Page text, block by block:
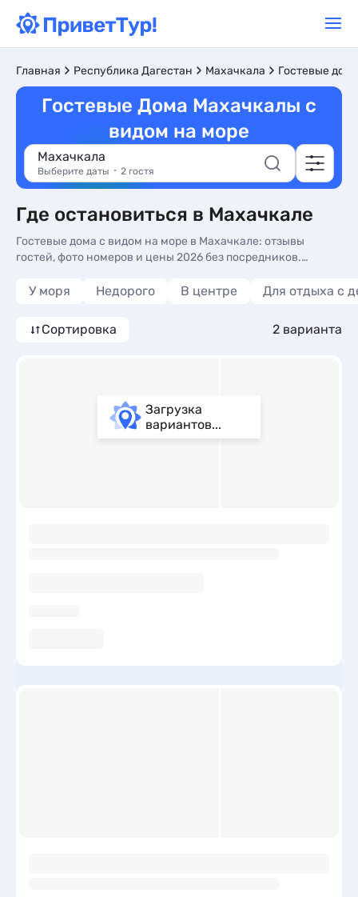
Главная Республика Дагестан Махачкала Гостевые дома
Гостевые Дома Махачкалы с
видом на море
Махачкала
Выберите даты 2 гостя
Где остановиться в Махачкале
Гостевые дома с видом на море в Махачкале: отзывы
гостей, фото номеров и цены 2026 без посредников.
вариантов, от 4000 руб, номера с видом на море, видом на
У моря Недорого В центре Для отдыха с
Сортировка 2 варианта
Загрузка
вариантов...